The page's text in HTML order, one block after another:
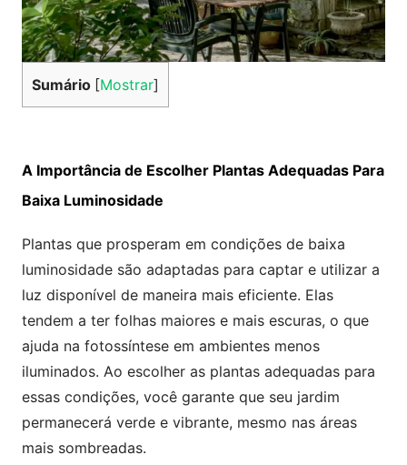
Sumário [Mostrar]
A Importância de Escolher Plantas Adequadas Para
Baixa Luminosidade
Plantas que prosperam em condições de baixa
luminosidade são adaptadas para captar e utilizar a
luz disponível de maneira mais eficiente. Elas
tendem a ter folhas maiores e mais escuras, o que
ajuda na fotossíntese em ambientes menos
iluminados. Ao escolher as plantas adequadas para
essas condições, você garante que seu jardim
permanecerá verde e vibrante, mesmo nas áreas
mais sombreadas.